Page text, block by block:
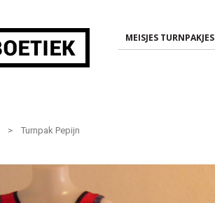
MEISJES TURNPAKJES
> Turnpak Pepijn